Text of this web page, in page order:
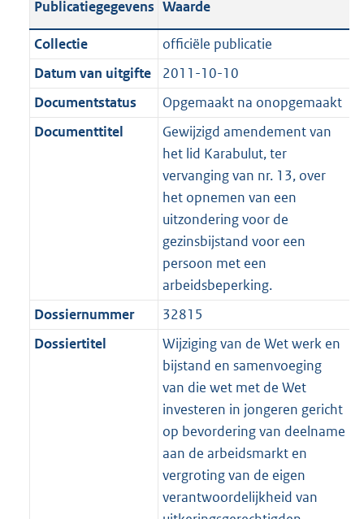
i
e
i
n
f
4
K
b
t
i
e
i
n
:
0
K
b
a
t
i
e
i
e
5
K
b
c
a
t
i
e
t
t
:
2
K
a
n
d
s
g
r
o
o
t
t
e
:
2
K
a
n
d
s
g
r
o
o
t
t
e
:
2
b
Publicatiegegevens Waarde
Collectie
officiële publicatie
Datum van uitgifte
2011-10-10
Documentstatus
Opgemaakt na onopgemaakt
Documenttitel
Gewijzigd amendement van
het lid Karabulut, ter
vervanging van nr. 13, over
het opnemen van een
uitzondering voor de
gezinsbijstand voor een
persoon met een
arbeidsbeperking.
Dossiernummer
32815
Dossiertitel
Wijziging van de Wet werk en
bijstand en samenvoeging
van die wet met de Wet
investeren in jongeren gericht
op bevordering van deelname
aan de arbeidsmarkt en
vergroting van de eigen
verantwoordelijkheid van